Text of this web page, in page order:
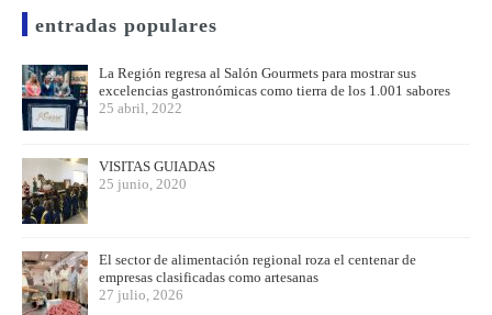
entradas populares
La Región regresa al Salón Gourmets para mostrar sus
excelencias gastronómicas como tierra de los 1.001 sabores
25 abril, 2022
VISITAS GUIADAS
25 junio, 2020
El sector de alimentación regional roza el centenar de
empresas clasificadas como artesanas
27 julio, 2026